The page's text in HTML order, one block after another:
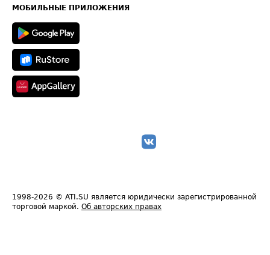
Техническая информация
МОБИЛЬНЫЕ ПРИЛОЖЕНИЯ
1998-2026 © ATI.SU является юридически зарегистрированной
торговой маркой. Об авторских правах